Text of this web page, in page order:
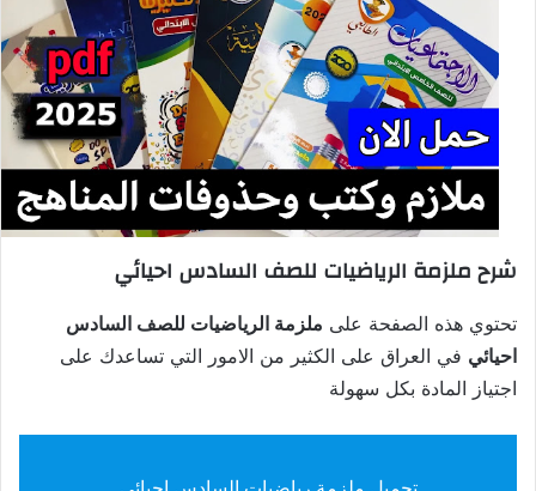
شرح ملزمة الرياضيات للصف السادس احيائي
تحتوي هذه الصفحة على ملزمة الرياضيات للصف السادس
احيائي في العراق على الكثير من الامور التي تساعدك على
اجتياز المادة بكل سهولة